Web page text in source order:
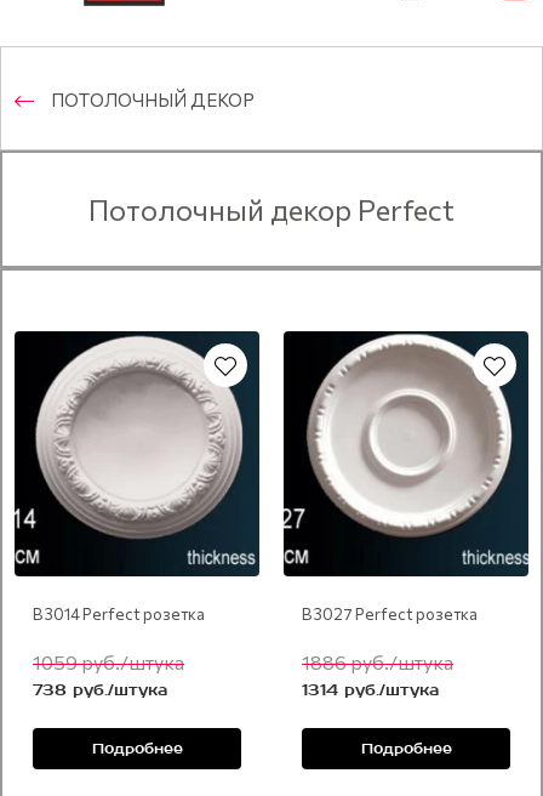
ПОТОЛОЧНЫЙ ДЕКОР
Потолочный декор Perfect
В 3014 Perfect розетка
1059 руб./штука
738 руб./штука
Подробнее
В 3027 Perfect розетка
1886 руб./штука
1314 руб./штука
Подробнее